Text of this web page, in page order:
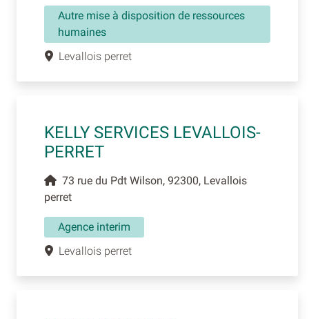
Autre mise à disposition de ressources
humaines
Levallois perret
KELLY SERVICES LEVALLOIS-
PERRET
73 rue du Pdt Wilson, 92300, Levallois
perret
Agence interim
Levallois perret